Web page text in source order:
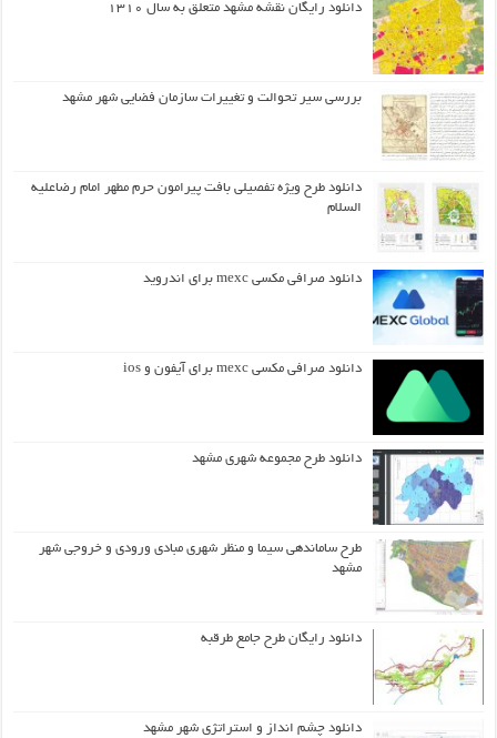
دانلود رایگان نقشه مشهد متعلق به سال ۱۳۱۰
بررسی سیر تحوالت و تغییرات سازمان فضایی شهر مشهد
دانلود طرح ويژه تفصيلي بافت پيرامون حرم مطهر امام رضاعليه
السلام
دانلود صرافی مکسی mexc برای اندروید
دانلود صرافی مکسی mexc برای آیفون و ios
دانلود طرح مجموعه شهری مشهد
طرح ساماندهی سیما و منظر شهری مبادی ورودی و خروجی شهر
مشهد
دانلود رایگان طرح جامع طرقبه
دانلود چشم انداز و استراتژی شهر مشهد